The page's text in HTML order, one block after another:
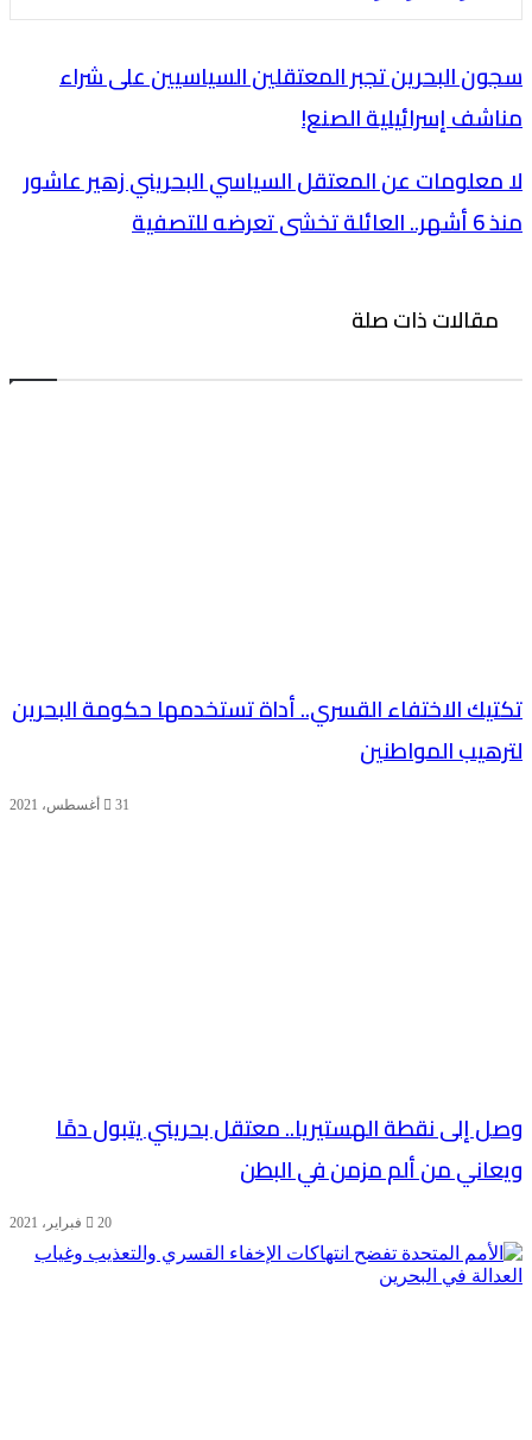
سجون البحرين تجبر المعتقلين السياسيين على شراء
مناشف إسرائيلية الصنع!
لا معلومات عن المعتقل السياسي البحريني زهير عاشور
منذ 6 أشهر.. العائلة تخشى تعرضه للتصفية
مقالات ذات صلة
تكتيك الاختفاء القسري.. أداة تستخدمها حكومة البحرين
لترهيب المواطنين
31 أغسطس، 2021
وصل إلى نقطة الهستيريا.. معتقل بحريني يتبول دمًا
ويعاني من ألم مزمن في البطن
20 فبراير، 2021